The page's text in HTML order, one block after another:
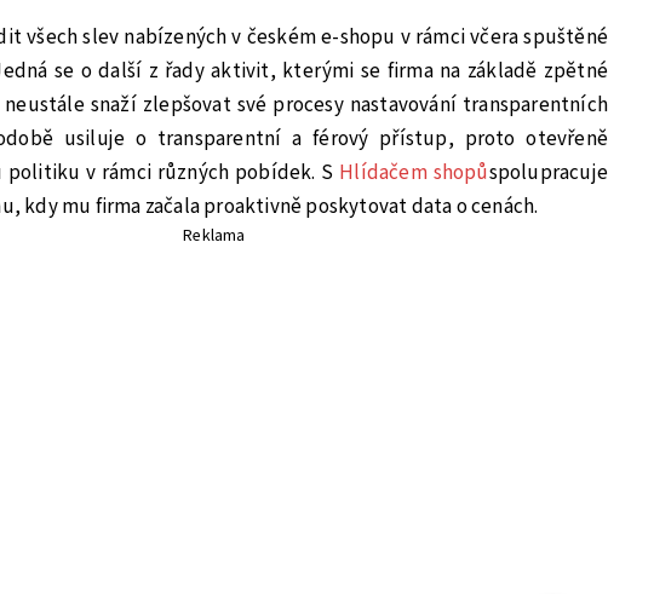
všech slev nabízených v českém e-shopu v rámci včera spuštěné
se o další z řady aktivit, kterými se firma na základě zpětné
snaží zlepšovat své procesy nastavování transparentních
usiluje o transparentní a férový přístup, proto otevřeně
politiku v rámci různých pobídek. S Hlídačem shopůspolupracuje
kdy mu firma začala proaktivně poskytovat data o cenách.
Reklama